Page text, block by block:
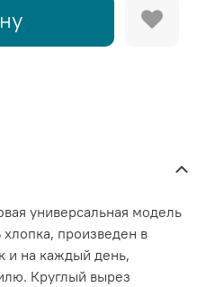
универсальная модель
произведен в
и на каждый день,
Круглый вырез